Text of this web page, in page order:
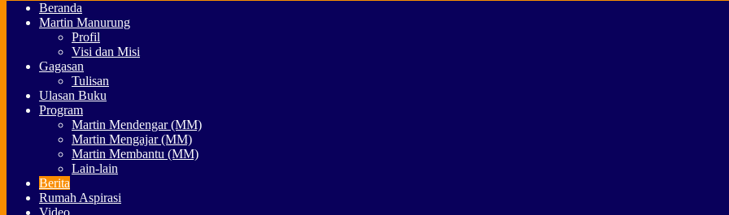
Beranda
Martin Manurung
Profil
Visi dan Misi
Gagasan
Tulisan
Ulasan Buku
Program
Martin Mendengar (MM)
Martin Mengajar (MM)
Martin Membantu (MM)
Lain-lain
Berita
Rumah Aspirasi
Video